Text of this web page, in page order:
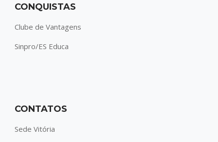
CONQUISTAS
Clube de Vantagens
Sinpro/ES Educa
CONTATOS
Sede Vitória